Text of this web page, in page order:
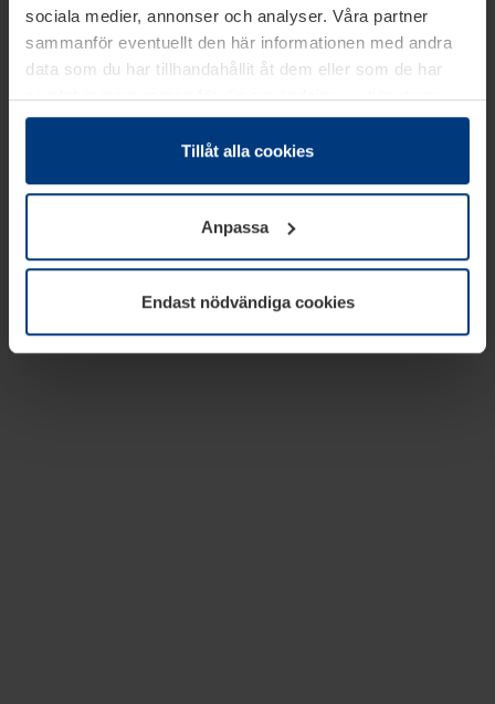
sociala medier, annonser och analyser. Våra partner
sammanför eventuellt den här informationen med andra
data som du har tillhandahållit åt dem eller som de har
samlat in inom ramen för din användning av tjänsterna.
Juridiskt kan vi lagra kakor på din enhet, om de är
absolut nödvändiga för driften av den här webbplatsen.
godkännande kan du när som helst ändra eller återkalla i
informationen om kakor underDataskyddsförklaring
vår webbplats.
Tillåt alla cookies
Anpassa
Endast nödvändiga cookies